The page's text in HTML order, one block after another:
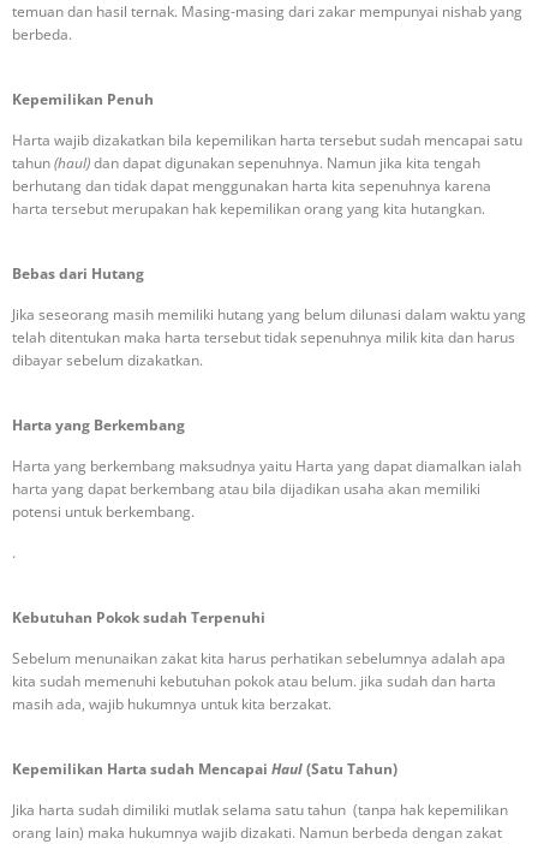
temuan dan hasil ternak. Masing-masing dari zakar mempunyai nishab yang
berbeda.
Kepemilikan Penuh
Harta wajib dizakatkan bila kepemilikan harta tersebut sudah mencapai satu
tahun(haul)dan dapat digunakan sepenuhnya. Namun jika kita tengah
berhutang dan tidak dapat menggunakan harta kita sepenuhnya karena
harta tersebut merupakan hak kepemilikan orang yang kita hutangkan.
Bebas dari Hutang
Jika seseorang masih memiliki hutang yang belum dilunasi dalam waktu yang
telah ditentukan maka harta tersebut tidak sepenuhnya milik kita dan harus
dibayar sebelum dizakatkan.
Harta yang Berkembang
Harta yang berkembang maksudnya yaitu Harta yang dapat diamalkan ialah
harta yang dapat berkembang atau bila dijadikan usaha akan memiliki
potensi untuk berkembang.
.
Kebutuhan Pokok sudah Terpenuhi
Sebelum menunaikan zakat kita harus perhatikan sebelumnya adalah apa
kita sudah memenuhi kebutuhan pokok atau belum. jika sudah dan harta
masih ada, wajib hukumnya untuk kita berzakat.
Kepemilikan Harta sudah Mencapai Haul(Satu Tahun)
Jika harta sudah dimiliki mutlak selama satu tahun (tanpa hak kepemilikan
orang lain) maka hukumnya wajib dizakati. Namun berbeda dengan zakat